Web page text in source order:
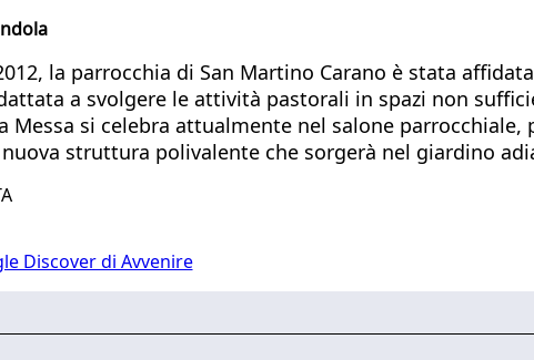
la parrocchia di San Martino Carano è stata
a svolgere le attività pastorali in spazi non
Messa si celebra attualmente nel salone
struttura polivalente che sorgerà nel giardino
Discover di Avvenire